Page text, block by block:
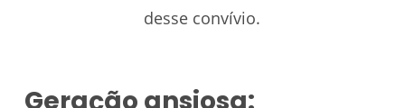
desse convívio.